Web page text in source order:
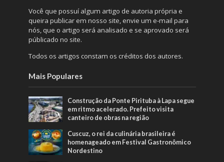
Você que possuí algum artigo de autoria própria e
queira publicar em nosso site, envie um e-mail para
nós, que o artigo será analisado e se aprovado será
públicado no site.
Todos os artigos constam os créditos dos autores.
Mais Populares
Construção da Ponte Pirituba à Lapa segue
em ritmo acelerado. Prefeito visita
canteiro de obras na região
Cuscuz, o rei da culinária brasileira é
homenageado em Festival Gastronômico
Nordestino